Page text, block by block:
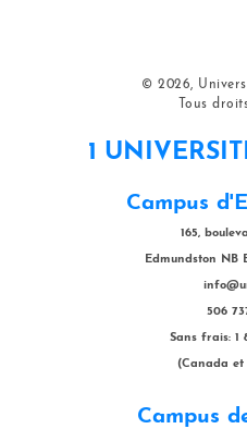
© 2026,
Tous
1
Campus
165,
Edmundston NB
506
Sans frais: 1
(Canada et
Campus